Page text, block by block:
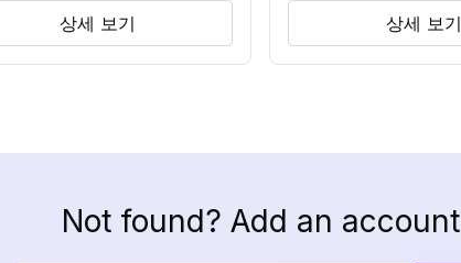
상세 보기 상세 보기
Not found? Add an account